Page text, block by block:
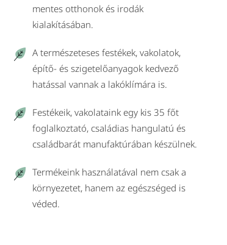
mentes otthonok és irodák
kialakításában.
A természeteses festékek, vakolatok,
építő- és szigetelőanyagok kedvező
hatással vannak a lakóklímára is.
Festékeik, vakolataink egy kis 35 főt
foglalkoztató, családias hangulatú és
családbarát manufaktúrában készülnek.
Termékeink használatával nem csak a
környezetet, hanem az egészséged is
véded.